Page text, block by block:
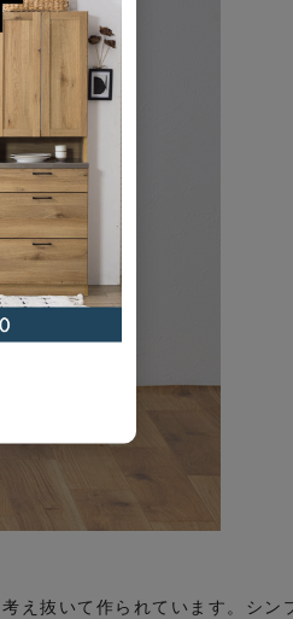
え抜いて作られています。シン